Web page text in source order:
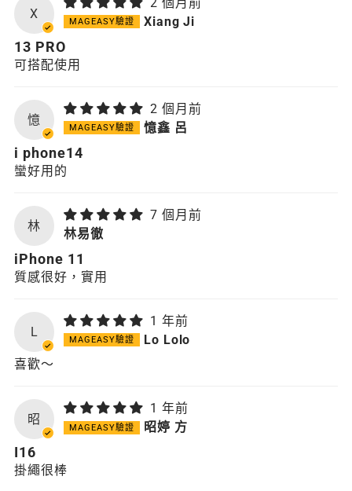
X
Xiang Ji
13 PRO
可搭配使用
憶
2 個月前
憶鑫 呂
i phone14
蠻好用的
林
7 個月前
林易徹
iPhone 11
質感很好，實用
L
1 年前
Lo Lolo
喜歡～
昭
1 年前
昭婷 方
I16
掛繩很棒